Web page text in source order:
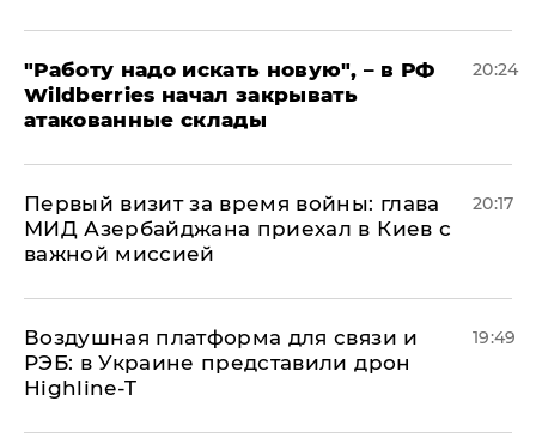
"Работу надо искать новую", – в РФ
Wildberries начал закрывать
атакованные склады
20:24
Первый визит за время войны: глава
МИД Азербайджана приехал в Киев с
важной миссией
20:17
Воздушная платформа для связи и
РЭБ: в Украине представили дрон
Highline-T
19:49